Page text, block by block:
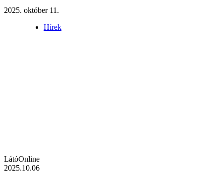
2025. október 11.
Hírek
LátóOnline
2025.10.06